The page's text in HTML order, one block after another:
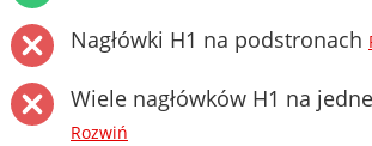
Nagłówki H1 na podstronach
Wiele nagłówków H1 na
Rozwiń